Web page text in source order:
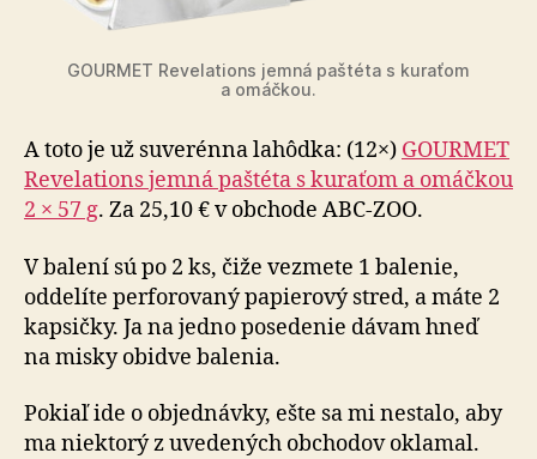
GOURMET Revelations jemná paštéta s kuraťom
a omáčkou.
A toto je už suverénna lahôdka: (12×) GOURMET
Reve­la­tions jemná paštéta s ku­ra­ťom a omáčkou
2 × 57 g. Za 25,10 € v ob­cho­de ABC-ZOO.
V balení sú po 2 ks, čiže vezmete 1 balenie,
oddelíte per­fo­ro­va­ný pa­pie­ro­vý stred, a máte 2
kap­sičky. Ja na jed­no po­se­de­nie dávam hneď
na misky obi­dve ba­le­nia.
Pokiaľ ide o objednávky, ešte sa mi nestalo, aby
ma nie­kto­rý z uve­de­ných obchodov oklamal.